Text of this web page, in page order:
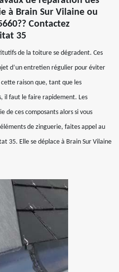
à Brain Sur Vilaine ou
Contactez
35
de la toiture se dégradent. Ces
d’un entretien régulier pour éviter
raison que, tant que les
il faut le faire rapidement. Les
de ces composants alors si vous
de zinguerie, faites appel au
35. Elle se déplace à Brain Sur Vilaine